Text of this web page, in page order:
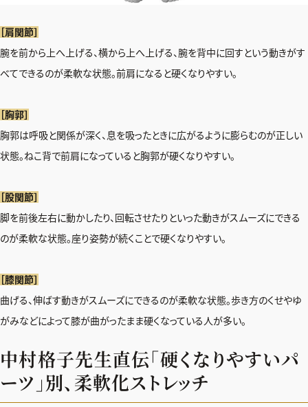
［肩関節］
腕を前から上へ上げる、横から上へ上げる、腕を背中に回すという動きがす
べてできるのが柔軟な状態。前肩になると硬くなりやすい。
［胸郭］
胸郭は呼吸と関係が深く、息を吸ったときに広がるように膨らむのが正しい
状態。ねこ背で前肩になっていると胸郭が硬くなりやすい。
［股関節］
脚を前後左右に動かしたり、回転させたりといった動きがスムーズにできる
のが柔軟な状態。座り姿勢が続くことで硬くなりやすい。
［膝関節］
曲げる、伸ばす動きがスムーズにできるのが柔軟な状態。歩き方のくせやゆ
がみなどによって膝が曲がったまま硬くなっている人が多い。
中村格子先生直伝「硬くなりやすいパ
ーツ」別、柔軟化ストレッチ